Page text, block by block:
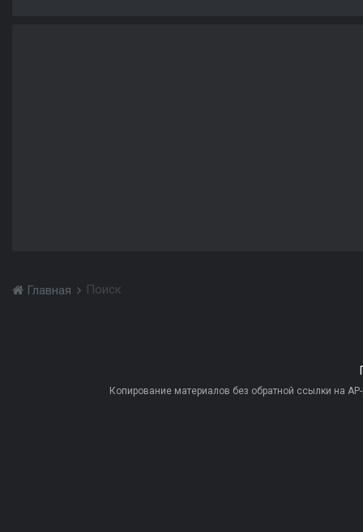
Главная Поиск
Копирование материалов без обратной ссылки на